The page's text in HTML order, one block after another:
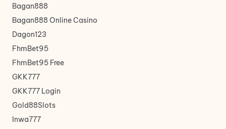
Bagan888
Bagan888 Online Casino
Dagon123
FhmBet95
FhmBet95 Free
GKK777
GKK777 Login
Gold88Slots
Inwa777